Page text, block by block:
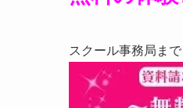
スクール事務局ま